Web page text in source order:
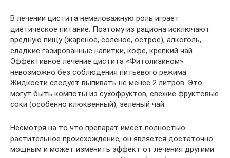
В лечении цистита немаловажную роль играет
диетическое питание. Поэтому из рациона исключают
вредную пищу (жареное, соленое, острое), алкоголь,
сладкие газированные напитки, кофе, крепкий чай.
Эффективное лечение цистита «Фитолизином»
невозможно без соблюдения питьевого режима.
Жидкости следует выпивать не менее 2 литров. Это
могут быть компоты из сухофруктов, свежие фруктовые
соки (особенно клюквенный), зеленый чай.
Несмотря на то что препарат имеет полностью
растительное происхождение, он является достаточно
мощным и может изменить эффект от лечения другими